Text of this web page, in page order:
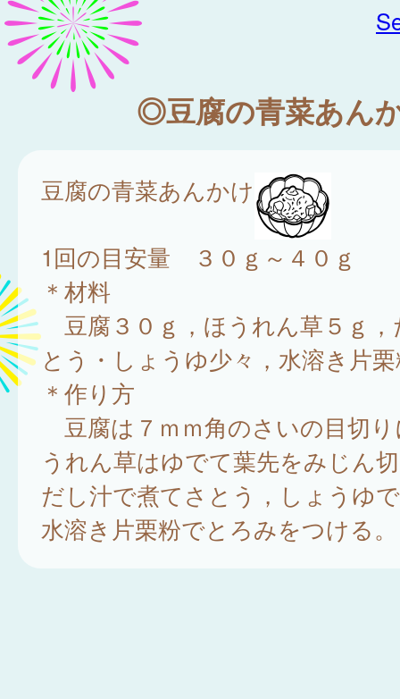
◎豆腐の青菜あん
豆腐の青菜あんかけ
1回の目安量 ３０ｇ～４０ｇ
＊材料
豆腐３０ｇ，ほうれん草５ｇ
とう・しょうゆ少々，水溶き片
＊作り方
豆腐は７ｍｍ角のさいの目切
うれん草はゆでて葉先をみじん
だし汁で煮てさとう，しょうゆ
水溶き片栗粉でとろみをつける。